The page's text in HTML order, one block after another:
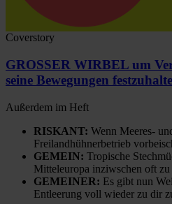
Coverstory
GROSSER WIRBEL um
seine Bewegungen
Außerdem im Heft
RISKANT: Wenn Meeres-
Freilandhühnerbetrieb
GEMEIN: Tropische
Mitteleuropa inziwschen oft zu
GEMEINER: Es gibt nun
Entleerung voll wieder zu dir